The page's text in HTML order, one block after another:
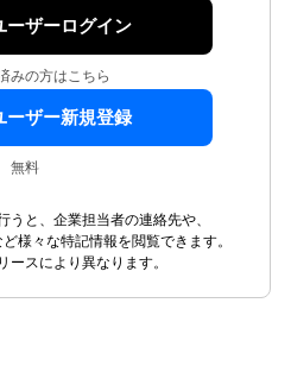
ーザーログイン
みの方はこちら
ーザー新規登録
無料
うと、企業担当者の連絡先や、
様々な特記情報を閲覧できます。
スにより異なります。